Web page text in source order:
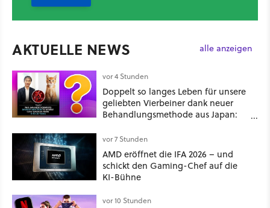
AKTUELLE NEWS alle anzeigen
vor 4 Stunden
Doppelt so langes Leben für unsere
geliebten Vierbeiner dank neuer
Behandlungsmethode aus Japan:
Kommentare zeigt, dass es nicht so
einfach ist
vor 7 Stunden
AMD eröffnet die IFA 2026 – und
schickt den Gaming-Chef auf die
KI-Bühne
vor 10 Stunden